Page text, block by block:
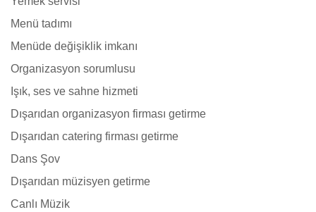
Menü tadımı
Menüde değişiklik imkanı
Organizasyon sorumlusu
Işık, ses ve sahne hizmeti
Dışarıdan organizasyon firması getirme
Dışarıdan catering firması getirme
Dans Şov
Dışarıdan müzisyen getirme
Canlı Müzik